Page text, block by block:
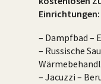
Einrichtungen:
– Dampfbad –
– Russische
– Jacuzzi –